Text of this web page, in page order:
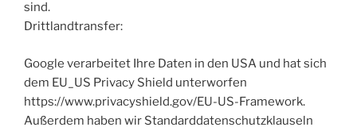
sind.
Drittlandtransfer:
Google verarbeitet Ihre Daten in den USA und hat sich
dem EU_US Privacy Shield unterworfen
https://www.privacyshield.gov/EU-US-Framework.
Außerdem haben wir Standarddatenschutzklauseln